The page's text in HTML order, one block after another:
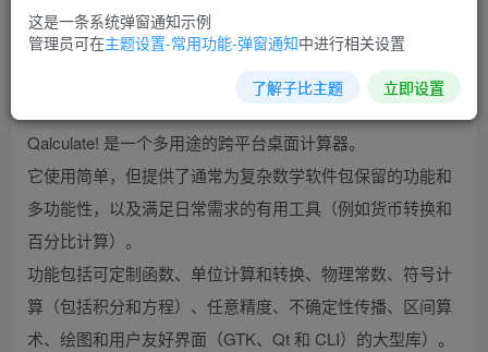
Qalculate! 是一个多用途的跨平台桌面计算器。
它使用简单，但提供了通常为复杂数学软件包保留的功能和
多功能性，以及满足日常需求的有用工具（例如货币转换和
百分比计算）。
功能包括可定制函数、单位计算和转换、物理常数、符号计
算（包括积分和方程）、任意精度、不确定性传播、区间算
术、绘图和用户友好界面（GTK、Qt 和 CLI）的大型库）。
这是一条系统弹窗通知示例
管理员可在主题设置-常用功能-弹窗通知中进行相关设置
了解子比主题 立即设置